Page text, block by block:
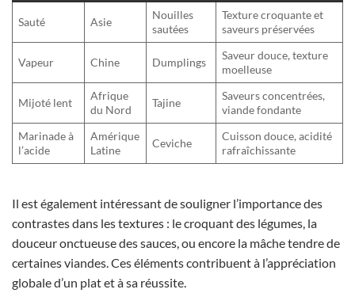
Sauté Asie
Nouilles
sautées
Texture croquante et
saveurs préservées
Vapeur Chine Dumplings
Saveur douce, texture
moelleuse
Mijoté lent
Afrique
du Nord
Tajine
Saveurs concentrées,
viande fondante
Marinade à
l’acide
Amérique
Latine
Ceviche
Cuisson douce, acidité
rafraîchissante
Il est également intéressant de souligner l’importance des
contrastes dans les textures : le croquant des légumes, la
douceur onctueuse des sauces, ou encore la mâche tendre de
certaines viandes. Ces éléments contribuent à l’appréciation
globale d’un plat et à sa réussite.